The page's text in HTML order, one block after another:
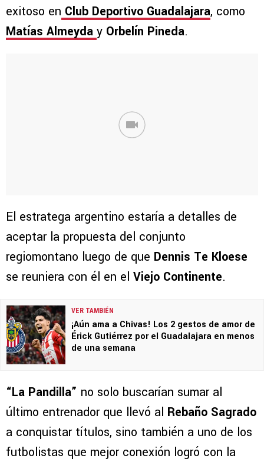
exitoso en Club Deportivo Guadalajara, como
Matías Almeyda y Orbelín Pineda.
El estratega argentino estaría a detalles de
aceptar la propuesta del conjunto
regiomontano luego de que Dennis Te Kloese
se reuniera con él en el Viejo Continente.
VER TAMBIÉN
¡Aún ama a Chivas! Los 2 gestos de amor de
Érick Gutiérrez por el Guadalajara en menos
de una semana
“La Pandilla” no solo buscarían sumar al
último entrenador que llevó al Rebaño Sagrado
a conquistar títulos, sino también a uno de los
futbolistas que mejor conexión logró con la